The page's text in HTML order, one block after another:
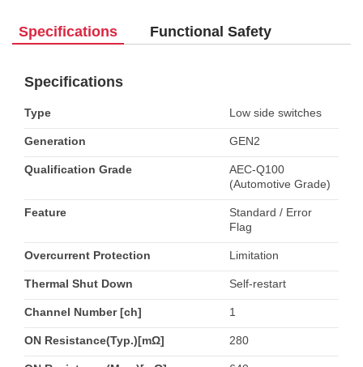
Specifications Functional Safety
Specifications
Type Low side switches
Generation GEN2
Qualification Grade
AEC-Q100
(Automotive Grade)
Feature
Standard / Error
Flag
Overcurrent Protection Limitation
Thermal Shut Down Self-restart
Channel Number [ch] 1
ON Resistance(Typ.)[mΩ] 280